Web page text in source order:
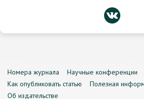
Номера журнала Научные конференции
Как опубликовать статью
Полезная
Об издательстве